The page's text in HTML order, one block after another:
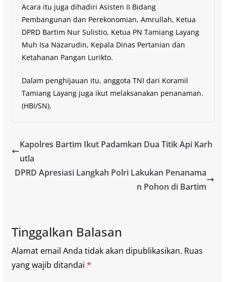
Acara itu juga dihadiri Asisten II Bidang
Pembangunan dan Perekonomian, Amrullah, Ketua
DPRD Bartim Nur Sulistio, Ketua PN Tamiang Layang
Muh Isa Nazarudin, Kepala Dinas Pertanian dan
Ketahanan Pangan Lurikto.
Dalam penghijauan itu, anggota TNI dari Koramil
Tamiang Layang juga ikut melaksanakan penanaman.
(HBI/SN).
Kapolres Bartim Ikut Padamkan Dua Titik Api Karh
utla
DPRD Apresiasi Langkah Polri Lakukan Penanama
n Pohon di Bartim
Tinggalkan Balasan
Alamat email Anda tidak akan dipublikasikan. Ruas
yang wajib ditandai *